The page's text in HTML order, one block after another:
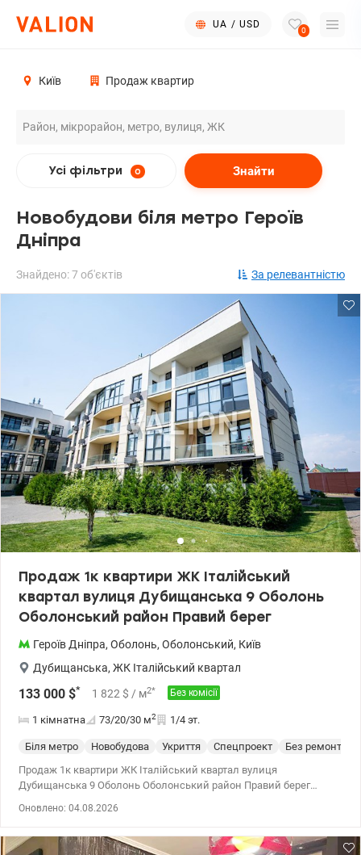
UA / USD
0
Київ Продаж квартир
Усі фільтри 0 Знайти
Новобудови біля метро Героїв
Дніпра
Знайдено: 7 об'єктів За релевантністю
Продаж 1к квартири ЖК Італійський
квартал вулиця Дубищанська 9 Оболонь
Оболонський район Правий берег
Героїв Дніпра, Оболонь, Оболонський, Київ
Дубищанська, ЖК Італійський квартал
133 000 $* 1 822 $ / м2* Без комісії
1 кімнатна 73/20/30 м2 1/4 эт.
Біля метро Новобудова Укриття Спецпроект
Без ремонта
Продаж 1к квартири ЖК Італійський квартал вулиця
Дубищанська 9 Оболонь Оболонський район Правий берег
електрики, утеплення стін, підлоги, гідроізоляція, водяна тепла
Оновлено: 04.08.2026